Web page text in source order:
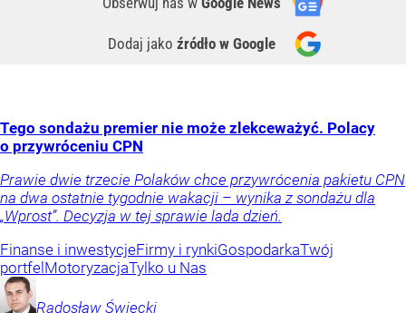
Dodaj jako źródło w Google
Tego sondażu premier nie może zlekceważyć. Polacy
o przywróceniu CPN
Prawie dwie trzecie Polaków chce przywrócenia pakietu CPN
na dwa ostatnie tygodnie wakacji – wynika z sondażu dla
„Wprost”. Decyzja w tej sprawie lada dzień.
Finanse i inwestycjeFirmy i rynkiGospodarkaTwój
portfelMotoryzacjaTylko u Nas
Radosław Święcki